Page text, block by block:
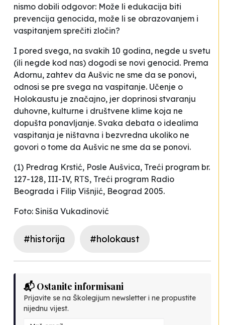
nismo dobili odgovor: Može li edukacija biti
prevencija genocida, može li se obrazovanjem i
vaspitanjem sprečiti zločin?
I pored svega, na svakih 10 godina, negde u svetu
(ili negde kod nas) dogodi se novi genocid. Prema
Adornu, zahtev da Aušvic ne sme da se ponovi,
odnosi se pre svega na vaspitanje. Učenje o
Holokaustu je značajno, jer doprinosi stvaranju
duhovne, kulturne i društvene klime koja ne
dopušta ponavljanje. Svaka debata o idealima
vaspitanja je ništavna i bezvredna ukoliko ne
govori o tome da Aušvic ne sme da se ponovi.
(1) Predrag Krstić, Posle Aušvica, Treći program br.
127-128, III-IV, RТS, Treći program Radio
Beograda i Filip Višnjić, Beograd 2005.
Foto: Siniša Vukadinović
#historija #holokaust
📬 Ostanite informisani
Prijavite se na Školegijum newsletter i ne propustite
nijednu vijest.